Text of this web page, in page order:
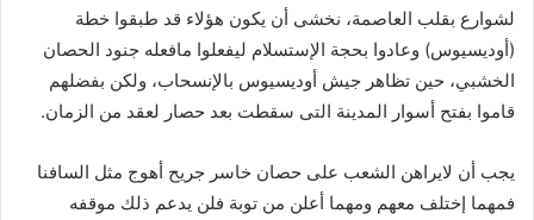
لشوارع بقلب العاصمة، نخشى أن يكون هؤلاء قد طبقوا خطة
(أوديسيوس) وعادوا بحجة الإستسلام ليفعلوا مافعله جنود الحصان
الخشبي، حين تظاهر جيش أوديسيوس بالإنسحاب، ولكن بفضلهم
قاموا بفتح أسوار المدينة التى سقطت بعد حصار لعقد من الزمان.
يجب أن لايراهن الشعب على حصان خاسر جريح أهوج مثل السافنا
فمهما إختلف معهم ومهما أعلن من توبة فلن يدعم ذلك موقفه